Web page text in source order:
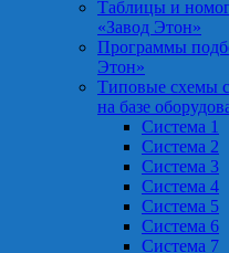
Таблицы и
«Завод Этон»
Программы
Этон»
Типовые схемы
на базе
Система 1
Система 2
Система 3
Система 4
Система 5
Система 6
Система 7